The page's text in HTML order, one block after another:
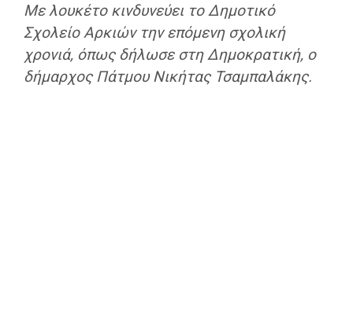
Με λουκέτο κινδυνεύει το Δημοτικό
Σχολείο Αρκιών την επόμενη σχολική
χρονιά, όπως δήλωσε στη Δημοκρατική, ο
δήμαρχος Πάτμου Νικήτας Τσαμπαλάκης.